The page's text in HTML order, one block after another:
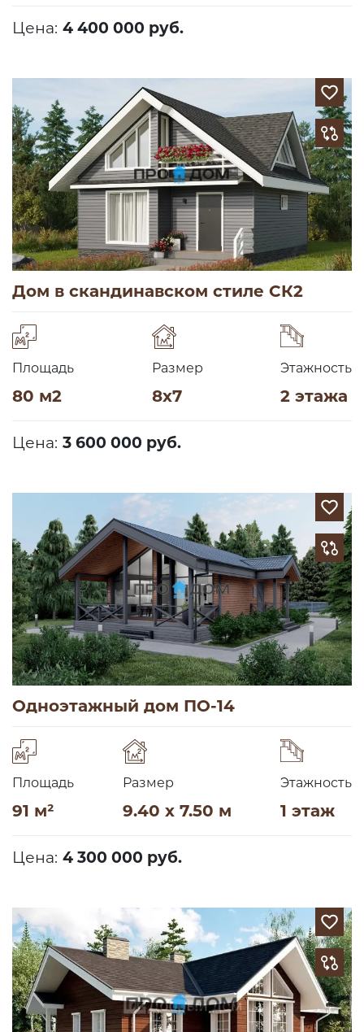
Цена: 4 400 000 руб.
Дом в скандинавском стиле СК2
Площадь
80 м2
Размер
8х7
Этажность
2 этажа
Цена: 3 600 000 руб.
Одноэтажный дом ПО-14
Площадь
91 м²
Размер
9.40 x 7.50 м
Этажность
1 этаж
Цена: 4 300 000 руб.